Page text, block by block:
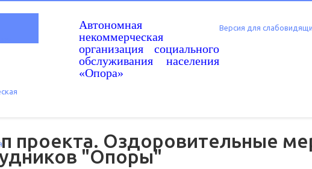
Автономная
некоммерческая
организация социального
обслуживания населения
«Опора»
Версия для
проекта. Оздоровительные
"Опоры"